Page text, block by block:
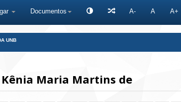
Documentos A- A A+
UNB
Maria Martins de